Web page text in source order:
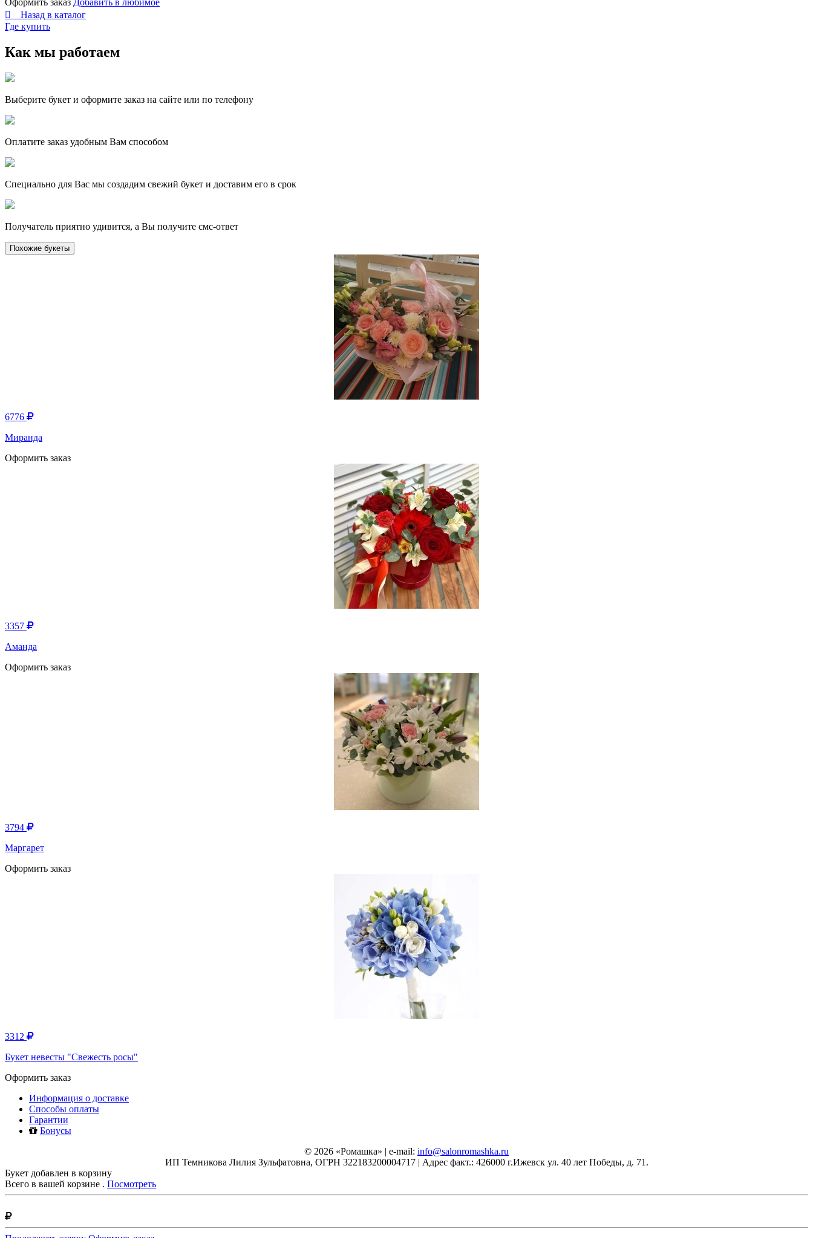

Назад в каталог
Где купить
Как мы работаем
Выберите букет и оформите заказ на сайте или по телефону
Оплатите заказ удобным Вам cпособом
Специально для Вас мы создадим свежий букет и доставим его в срок
Получатель приятно удивится, а Вы получите cмс-ответ
Похожие букеты
6776
Миранда
Оформить заказ
3357
Аманда
Оформить заказ
3794
Маргарет
Оформить заказ
3312
Букет невесты "Свежесть росы"
Оформить заказ
Информация о доставке
Способы оплаты
Гарантии
Бонусы
© 2026 «Ромашка» | e-mail: info@salonromashka.ru
ИП Темникова Лилия Зульфатовна, ОГРН 322183200004717 | Адрес факт.: 426000 г.Ижевск ул. 40 лет Победы, д. 71.
Букет добавлен в корзину
Всего в вашей корзине . Посмотреть